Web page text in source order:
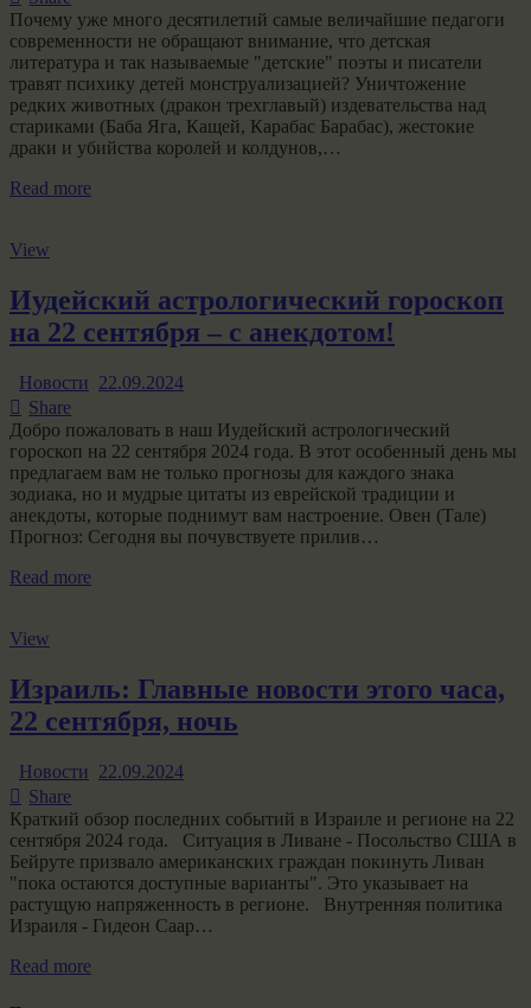
Почему уже много десятилетий самые величайшие педагоги
современности не обращают внимание, что детская
литература и так называемые "детские" поэты и писатели
травят психику детей монструализацией? Уничтожение
редких животных (дракон трехглавый) издевательства над
стариками (Баба Яга, Кащей, Карабас Барабас), жестокие
драки и убийства королей и колдунов,…
Read more
View
Иудейский астрологический гороскоп
на 22 сентября – с анекдотом!
Новости 22.09.2024
Share
Добро пожаловать в наш Иудейский астрологический
гороскоп на 22 сентября 2024 года. В этот особенный день мы
предлагаем вам не только прогнозы для каждого знака
зодиака, но и мудрые цитаты из еврейской традиции и
анекдоты, которые поднимут вам настроение. Овен (Тале)
Прогноз: Сегодня вы почувствуете прилив…
Read more
View
Израиль: Главные новости этого часа,
22 сентября, ночь
Новости 22.09.2024
Share
Краткий обзор последних событий в Израиле и регионе на 22
сентября 2024 года. Ситуация в Ливане - Посольство США в
Бейруте призвало американских граждан покинуть Ливан
"пока остаются доступные варианты". Это указывает на
растущую напряженность в регионе. Внутренняя политика
Израиля - Гидеон Саар…
Read more